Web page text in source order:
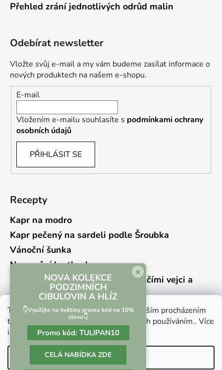
Tento web používá soubory cookie. Dalším procházením
tohoto webu vyjadřujete souhlas s jejich používáním.. Více
informacízde.
Nastavení
Přehled zrání jednotlivých odrůd malin
Odebírat newsletter
Vložte svůj e-mail a my vám budeme zasílat informace o
nových produktech na našem e-shopu.
E-mail
Vložením e-mailu souhlasíte s podmínkami ochrany
osobních údajů
PŘIHLÁSIT SE
Recepty
Kapr na modro
Kapr pečený na sardeli podle Šroubka
Vánoční šunka
Novoroční hrstkovka
Lehký bramborový salát s křepelčími vejci a
kyselou okurkou
Vrácení zboží a reklamace Kontaktní formulář
×
NOVÁ KOLEKCE
PODZIMNÍCH
CIBULOVIN A HLÍZ
👇Využijte na květiny promo kód na 10%
slevu👇
Promo kód: TULIPAN10
CELÁ NABÍDKA ZDE